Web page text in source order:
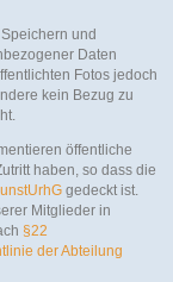
und
Daten
Fotos jedoch
kein Bezug zu
öffentliche
haben, so dass die
gedeckt ist.
Mitglieder in
§22
der Abteilung